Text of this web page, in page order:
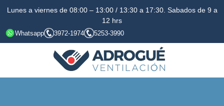
Lunes a viernes de 08:00 – 13:00 / 13:30 a 17:30. Sabados de 9 a
12 hrs
Whatsapp 3972-1974 5253-3990